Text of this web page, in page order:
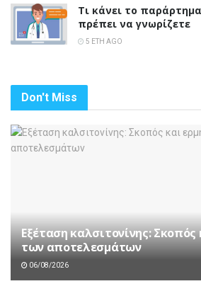
Τι κάνει το
πρέπει να γνωρίζετε
5 ΈΤΗ AGO
Don't Miss
Εξέταση καλσιτονίνης: Σκοπός
των αποτελεσμάτων
06/08/2026